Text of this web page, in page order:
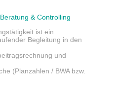
& Controlling
ist ein
Begleitung in den
und
(Planzahlen / BWA bzw.